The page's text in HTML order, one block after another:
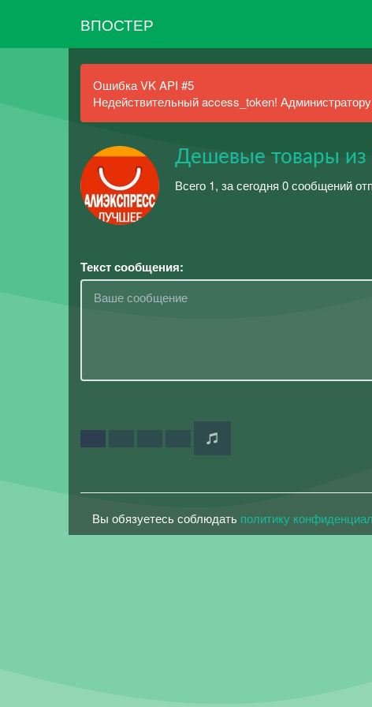
ВПОСТЕР
Ошибка VK API #5
Недействительный access_token!
Дешевые товары из
Всего 1, за сегодня 0 сообщений
Текст сообщения:
Вы обязуетесь соблюдать политику